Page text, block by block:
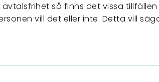
så finns det vissa
vill det eller inte. Detta vill